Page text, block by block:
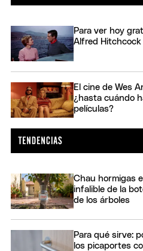
Para ver hoy
Alfred
El cine de Wes
¿hasta cuándo
películas?
Chau hormigas
infalible de la
de los árboles
Para qué sirve:
los picaportes